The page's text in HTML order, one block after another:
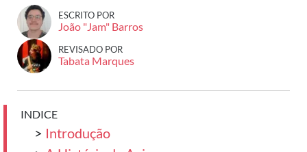
ESCRITO POR
João "Jam" Barros
REVISADO POR
Tabata Marques
INDICE
> Introdução